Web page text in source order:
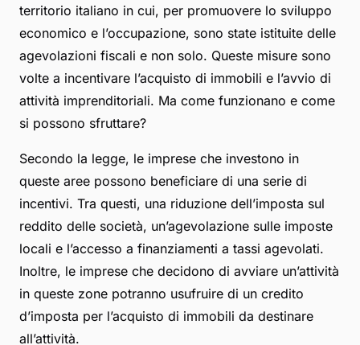
territorio italiano in cui, per promuovere lo sviluppo
economico e l’occupazione, sono state istituite delle
agevolazioni fiscali e non solo. Queste misure sono
volte a incentivare l’acquisto di immobili e l’avvio di
attività imprenditoriali. Ma come funzionano e come
si possono sfruttare?
Secondo la legge, le imprese che investono in
queste aree possono beneficiare di una serie di
incentivi. Tra questi, una riduzione dell’imposta sul
reddito delle società, un’agevolazione sulle imposte
locali e l’accesso a finanziamenti a tassi agevolati.
Inoltre, le imprese che decidono di avviare un’attività
in queste zone potranno usufruire di un credito
d’imposta per l’acquisto di immobili da destinare
all’attività.